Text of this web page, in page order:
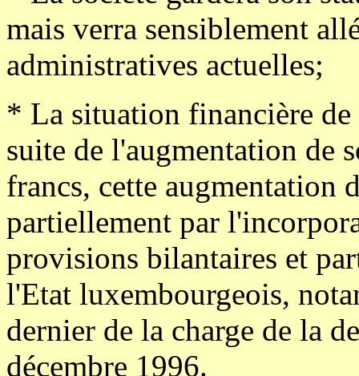
mais verra sensiblement
administratives actuelles;
* La situation financière de
suite de l'augmentation de
francs, cette augmentation
partiellement par
provisions bilantaires et
l'Etat luxembourgeois,
dernier de la charge de la
décembre 1996.